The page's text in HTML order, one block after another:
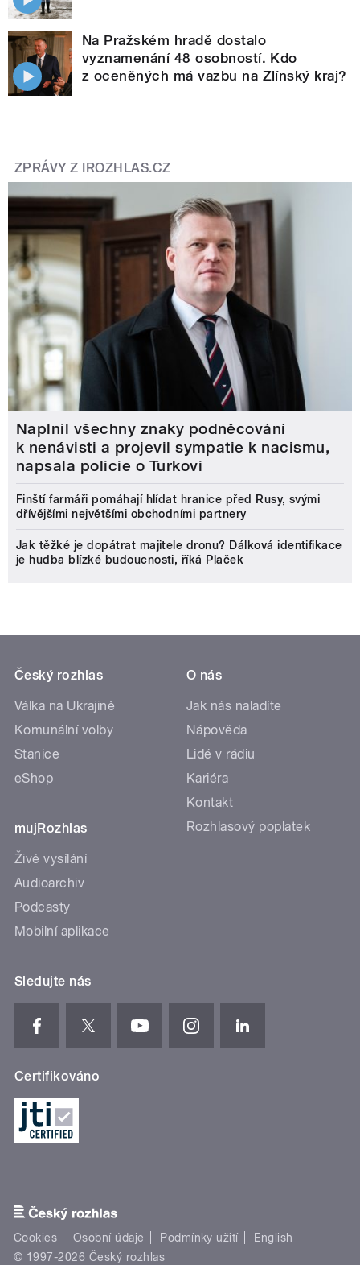
Na Pražském hradě dostalo
vyznamenání 48 osobností. Kdo
z oceněných má vazbu na Zlínský kraj?
ZPRÁVY Z IROZHLAS.CZ
Naplnil všechny znaky podněcování
k nenávisti a projevil sympatie k nacismu,
napsala policie o Turkovi
Finští farmáři pomáhají hlídat hranice před Rusy, svými
dřívějšími největšími obchodními partnery
Jak těžké je dopátrat majitele dronu? Dálková identifikace
je hudba blízké budoucnosti, říká Plaček
Český rozhlas
Válka na Ukrajině
Komunální volby
Stanice
eShop
mujRozhlas
Živé vysílání
Audioarchiv
Podcasty
Mobilní aplikace
O nás
Jak nás naladíte
Nápověda
Lidé v rádiu
Kariéra
Kontakt
Rozhlasový poplatek
Sledujte nás
Certifikováno
Cookies Osobní údaje Podmínky užití
English
© 1997-2026 Český rozhlas